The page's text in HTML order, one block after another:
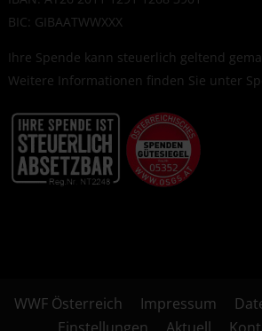
BIC: GIBAATWWXXX
Ihre Spende kann steuerlich geltend
Weitere Informationen finden Sie unter
WWF Österreich Impressum